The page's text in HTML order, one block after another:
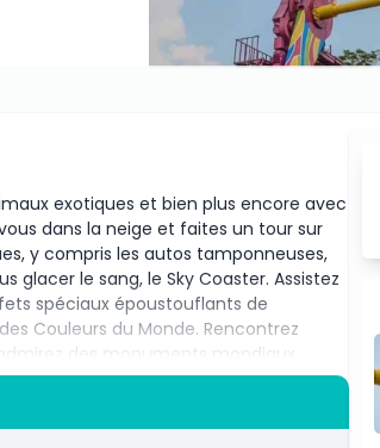
exotiques et bien plus encore avec
dans la neige et faites un tour sur
y compris les autos tamponneuses,
le sang, le Sky Coaster. Assistez
spéciaux époustouflants de
Couleurs du Monde. Rencontrez
des monuments mondiaux
sur des rapides d'eau vive : tout cela
le Disneyland de Thaïlande. Si
Monde de Rêve est l'un des